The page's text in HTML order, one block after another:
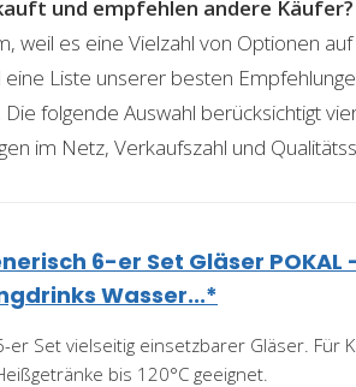
und empfehlen andere Käufer?
weil es eine Vielzahl von Optionen
Liste unserer besten
folgende Auswahl berücksichtigt
im Netz, Verkaufszahl und
6-er Set Gläser POKAL
Wasser...*
er Set vielseitig einsetzbarer Gläser. Für
bis 120°C geeignet.